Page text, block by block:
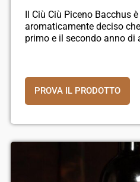
Il Ciù Ciù Piceno Bacchus
aromaticamente deciso
primo e il secondo anno di
PROVA IL PRODOTTO